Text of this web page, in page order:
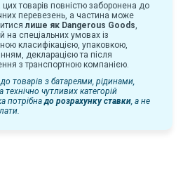
цих товарів повністю заборонена до
перевезень, а частина може
лише як Dangerous Goods,
на спеціальних умовах із
класифікацією, упаковкою,
декларацією та після
з транспортною компанією.
товарів з батареями, рідинами,
технічно чутливих категорій
потрібнадо розрахунку ставки, а не